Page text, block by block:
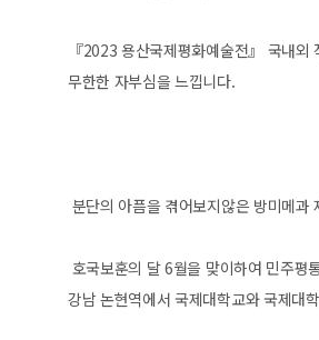
『2023 용산국제평화예술전』 국내
무한한 자부심을 느낍니다.
분단의 아픔을 겪어보지않은 방미메
호국보훈의 달 6월을 맞이하여 민주평
강남 논현역에서 국제대학교와 국제대